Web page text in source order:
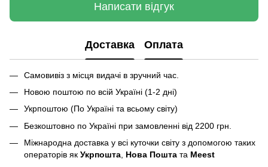
Написати відгук
Доставка Оплата
Самовивіз з місця видачі в зручний час.
Новою поштою по всій Україні (1-2 дні)
Укрпоштою (По Україні та всьому світу)
Безкоштовно по Україні при замовленні від 2200 грн.
Міжнародна доставка у всі куточки світу з допомогою таких
операторів як Укрпошта Нова Пошта та Meest